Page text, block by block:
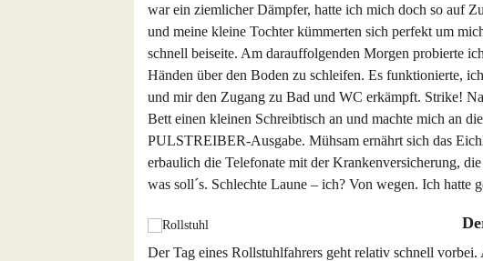
war ein ziemlicher Dämpfer, hatte ich mich doch so auf
und meine kleine Tochter kümmerten sich perfekt um
schnell beiseite. Am darauffolgenden Morgen probierte
Händen über den Boden zu schleifen. Es funktionierte,
und mir den Zugang zu Bad und WC erkämpft. Strike!
Bett einen kleinen Schreibtisch an und machte mich an
PULSTREIBER-Ausgabe. Mühsam ernährt sich das
erbaulich die Telefonate mit der Krankenversicherung,
was soll´s. Schlechte Laune – ich? Von wegen. Ich hatte
Der Tag eines Rollstuhlfahrers geht relativ schnell